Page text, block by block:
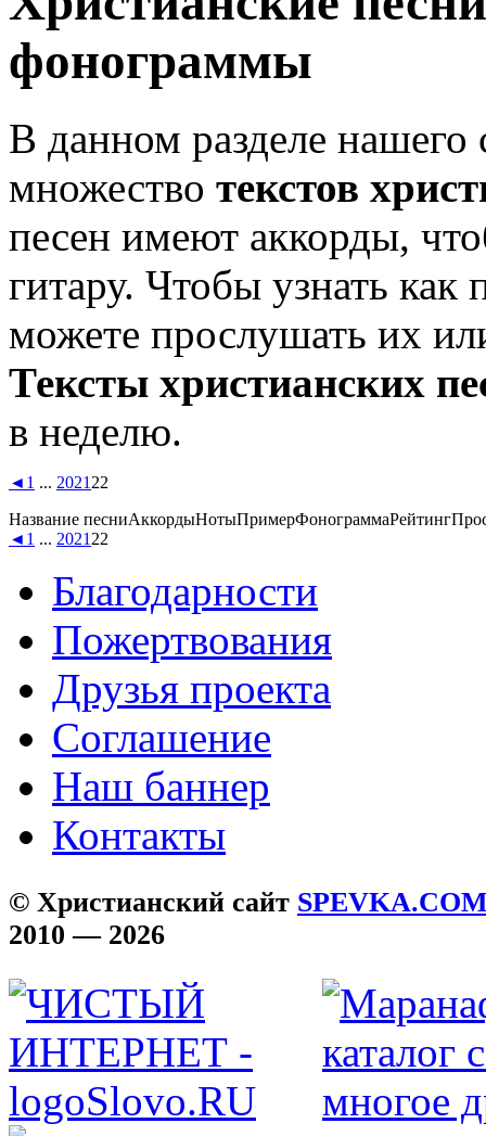
фонограммы
В данном разделе нашего
множество текстов
песен имеют аккорды,
гитару. Чтобы узнать как
можете прослушать их
Тексты христианских
в неделю.
◄ 1 ... 2021 22
Название песниАккордыНотыПримерФонограммаРейтинг
◄ 1 ... 2021 22
Благодарности
Пожертвования
Друзья проекта
Соглашение
Наш баннер
Контакты
© Христианский сайт
2010 — 2026